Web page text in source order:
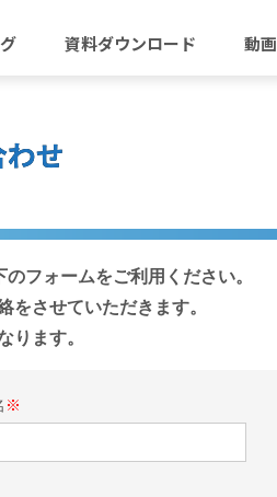
資料ダウンロード 動画
せ
フォームをご利用ください。
をさせていただきます。
ります。
※